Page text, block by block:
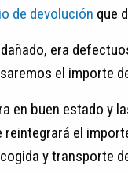
de devolución que
era
el importe
buen estado y
el
y transporte